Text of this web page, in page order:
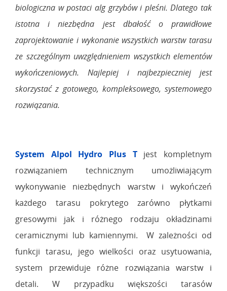
biologiczna w postaci alg grzybów i pleśni. Dlatego tak
istotna i niezbędna jest dbałość o prawidłowe
zaprojektowanie i wykonanie wszystkich warstw tarasu
ze szczególnym uwzględnieniem wszystkich elementów
wykończeniowych. Najlepiej i najbezpieczniej jest
skorzystać z gotowego, kompleksowego, systemowego
rozwiązania.
System Alpol Hydro Plus Tjest kompletnym
rozwiązaniem technicznym umożliwiającym
wykonywanie niezbędnych warstw i wykończeń
każdego tarasu pokrytego zarówno płytkami
gresowymi jak i różnego rodzaju okładzinami
ceramicznymi lub kamiennymi. W zależności od
funkcji tarasu, jego wielkości oraz usytuowania,
system przewiduje różne rozwiązania warstw i
detali. W przypadku większości tarasów